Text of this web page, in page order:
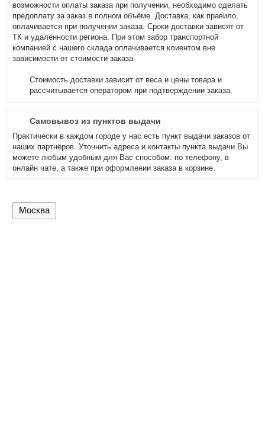
возможности оплаты заказа при получении, необходимо сделать
предоплату за заказ в полном объёме. Доставка, как правило,
оплачивается при получении заказа. Сроки доставки зависят от
ТК и удалённости региона. При этом забор транспортной
компанией с нашего склада оплачивается клиентом вне
зависимости от стоимости заказа.
Стоимость доставки зависит от веса и цены товара и
рассчитывается оператором при подтверждении заказа.
Самовывоз из пунктов выдачи
Практически в каждом городе у нас есть пункт выдачи заказов от
наших партнёров. Уточнить адреса и контакты пункта выдачи Вы
можете любым удобным для Вас способом: по телефону, в
онлайн чате, а также при оформлении заказа в корзине.
Москва